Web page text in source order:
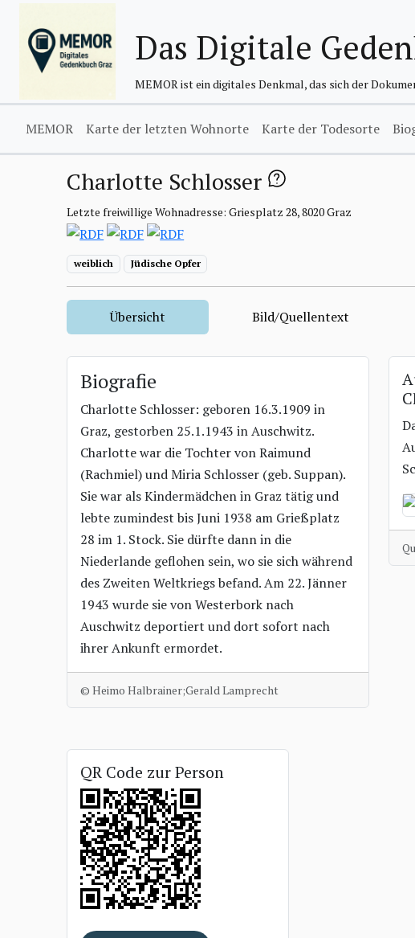
Das Digitale
MEMOR ist ein digitales Denkmal, das sich der
MEMOR Karte der letzten Wohnorte Karte der Todesorte
Charlotte Schlosser
Letzte freiwillige Wohnadresse: Griesplatz 28, 8020 Graz
weiblich Jüdische Opfer
Übersicht Bild/Quellentext
Biografie
Charlotte Schlosser: geboren 16.3.1909 in
Graz, gestorben 25.1.1943 in Auschwitz.
Charlotte war die Tochter von Raimund
(Rachmiel) und Miria Schlosser (geb. Suppan).
Sie war als Kindermädchen in Graz tätig und
lebte zumindest bis Juni 1938 am Grießplatz
28 im 1. Stock. Sie dürfte dann in die
Niederlande geflohen sein, wo sie sich während
des Zweiten Weltkriegs befand. Am 22. Jänner
1943 wurde sie von Westerbork nach
Auschwitz deportiert und dort sofort nach
ihrer Ankunft ermordet.
© Heimo Halbrainer;Gerald Lamprecht
QR Code zur Person